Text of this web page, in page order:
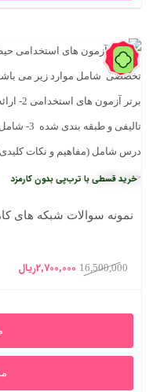
84%
قسطی با ترب‌پی بدون کارمزد
نمونه سوالات شبکه های
16,500,000 قیمت
16,500,000ریال
2,700,000ریال